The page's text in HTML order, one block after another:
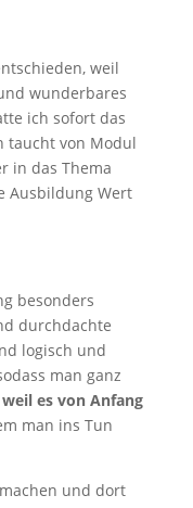
weil
wunderbares
ich sofort das
taucht von Modul
in das Thema
Ausbildung Wert
besonders
durchdachte
logisch und
man ganz
es von Anfang
man ins Tun
und dort